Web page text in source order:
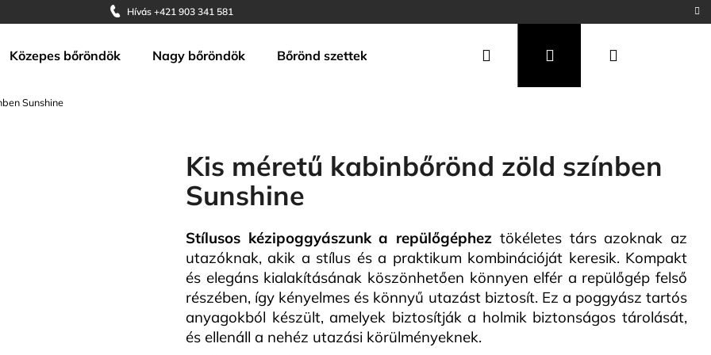
Hívás +421 903 341 581
Közepes bőröndök Nagy bőröndök Bőrönd szettek Keresés Bejelentkezés
Kosár
Sunshine
Kis méretű kabinbőrönd zöld színben
Sunshine
Stílusos kézipoggyászunk a repülőgéphez tökéletes társ azoknak az
utazóknak, akik a stílus és a praktikum kombinációját keresik. Kompakt
és elegáns kialakításának köszönhetően könnyen elfér a repülőgép felső
részében, így kényelmes és könnyű utazást biztosít. Ez a poggyász tartós
anyagokból készült, amelyek biztosítják a holmik biztonságos tárolását,
és ellenáll a nehéz utazási körülményeknek.
Következő